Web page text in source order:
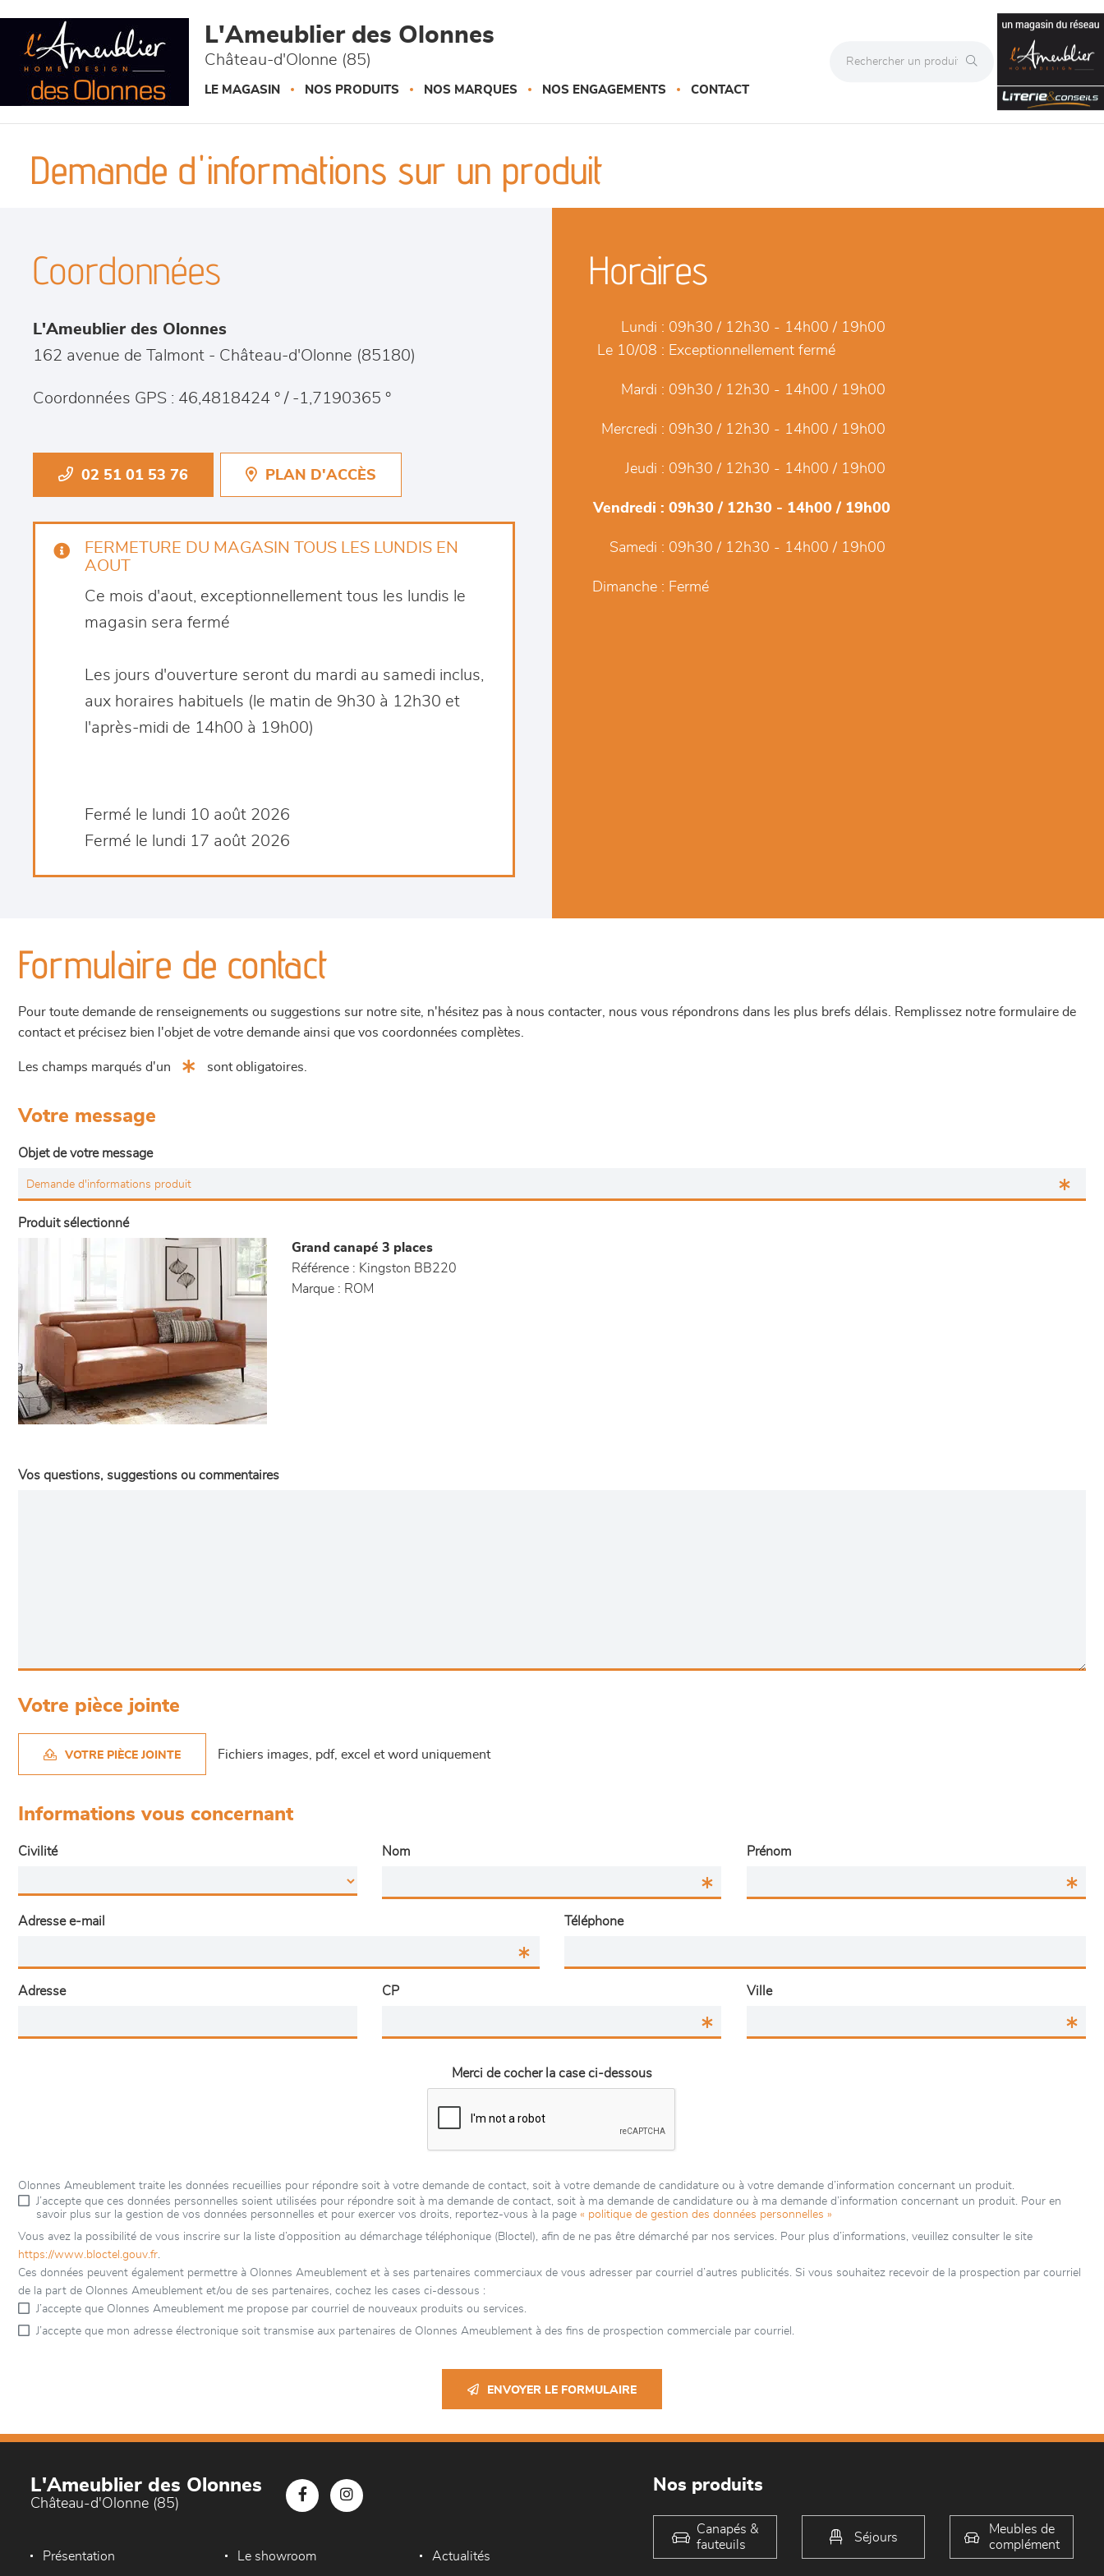
L'Ameublier des Olonnes
Château-d'Olonne (85)
LE MAGASIN NOS PRODUITS NOS MARQUES NOS ENGAGEMENTS CONTACT
Demande d'informations sur un produit
Coordonnées
L'Ameublier des Olonnes
162 avenue de Talmont - Château-d'Olonne (85180)
Coordonnées GPS : 46,4818424 ° / -1,7190365 °
02 51 01 53 76 PLAN D'ACCÈS
FERMETURE DU MAGASIN TOUS LES LUNDIS EN
AOUT
Ce mois d'aout, exceptionnellement tous les lundis le
magasin sera fermé
Les jours d'ouverture seront du mardi au samedi inclus,
aux horaires habituels (le matin de 9h30 à 12h30 et
l'après-midi de 14h00 à 19h00)
Fermé le lundi 10 août 2026
Fermé le lundi 17 août 2026
Horaires
Lundi : 09h30 / 12h30 - 14h00 / 19h00
Le 10/08 : Exceptionnellement fermé
Mardi : 09h30 / 12h30 - 14h00 / 19h00
Mercredi : 09h30 / 12h30 - 14h00 / 19h00
Jeudi : 09h30 / 12h30 - 14h00 / 19h00
Vendredi : 09h30 / 12h30 - 14h00 / 19h00
Samedi : 09h30 / 12h30 - 14h00 / 19h00
Dimanche : Fermé
Formulaire de contact
Pour toute demande de renseignements ou suggestions sur notre site, n'hésitez pas à nous contacter, nous vous répondrons dans les plus brefs délais. Remplissez notre formulaire de
contact et précisez bien l'objet de votre demande ainsi que vos coordonnées complètes.
Les champs marqués d'un sont obligatoires.
Votre message
Objet de votre message
Produit sélectionné
Grand canapé 3 places
Référence : Kingston BB220
Marque : ROM
Vos questions, suggestions ou commentaires
Votre pièce jointe
VOTRE PIÈCE JOINTE Fichiers images, pdf, excel et word uniquement
Informations vous concernant
Civilité Nom Prénom
Adresse e-mail Téléphone
Adresse CP Ville
Merci de cocher la case ci-dessous
Olonnes Ameublement traite les données recueillies pour répondre soit à votre demande de contact, soit à votre demande de candidature ou à votre demande d’information concernant un produit.
J’accepte que ces données personnelles soient utilisées pour répondre soit à ma demande de contact, soit à ma demande de candidature ou à ma demande d’information concernant un produit. Pour en
savoir plus sur la gestion de vos données personnelles et pour exercer vos droits, reportez-vous à la page « politique de gestion des données personnelles »
Vous avez la possibilité de vous inscrire sur la liste d’opposition au démarchage téléphonique (Bloctel), afin de ne pas être démarché par nos services. Pour plus d’informations, veuillez consulter le site
https://www.bloctel.gouv.fr.
Ces données peuvent également permettre à Olonnes Ameublement et à ses partenaires commerciaux de vous adresser par courriel d’autres publicités. Si vous souhaitez recevoir de la prospection par courriel
de la part de Olonnes Ameublement et/ou de ses partenaires, cochez les cases ci-dessous :
J’accepte que Olonnes Ameublement me propose par courriel de nouveaux produits ou services.
J’accepte que mon adresse électronique soit transmise aux partenaires de Olonnes Ameublement à des fins de prospection commerciale par courriel.
ENVOYER LE FORMULAIRE
L'Ameublier des Olonnes
Château-d'Olonne (85)
Présentation Le showroom Actualités
Nos produits
Canapés &
fauteuils
Séjours
Meubles de
complément